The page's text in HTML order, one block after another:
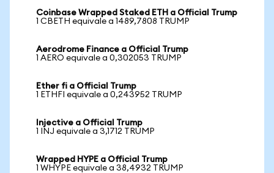
Coinbase Wrapped Staked ETH a Official Trump
1 CBETH equivale a 1489,7808 TRUMP
Aerodrome Finance a Official Trump
1 AERO equivale a 0,302053 TRUMP
Ether fi a Official Trump
1 ETHFI equivale a 0,243952 TRUMP
Injective a Official Trump
1 INJ equivale a 3,1712 TRUMP
Wrapped HYPE a Official Trump
1 WHYPE equivale a 38,4932 TRUMP